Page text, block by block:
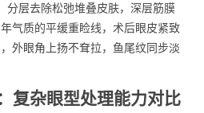
分层去除松弛堆叠皮肤，深层筋膜
气质的平缓重睑线，术后眼皮紧致
外眼角上扬不耷拉，鱼尾纹同步淡
复杂眼型处理能力对比